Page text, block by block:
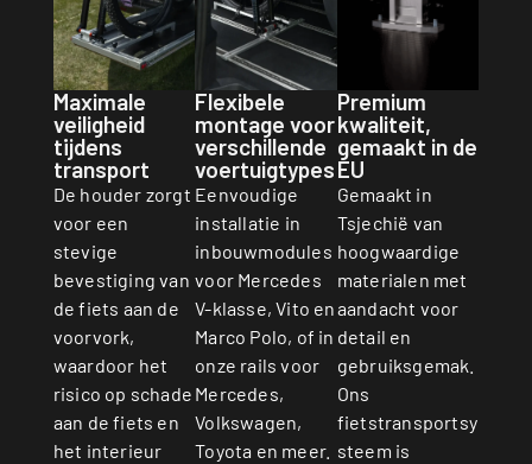
Maximale
veiligheid
tijdens
transport
De houder zorgt
voor een
stevige
bevestiging van
de fiets aan de
voorvork,
waardoor het
risico op schade
aan de fiets en
het interieur
Flexibele
montage voor
verschillende
voertuigtypes
Eenvoudige
installatie in
inbouwmodules
voor Mercedes
V-klasse, Vito en
Marco Polo, of in
onze rails voor
Mercedes,
Volkswagen,
Toyota en meer.
Premium
kwaliteit,
gemaakt in de
EU
Gemaakt in
Tsjechië van
hoogwaardige
materialen met
aandacht voor
detail en
gebruiksgemak.
Ons
fietstransportsy
steem is